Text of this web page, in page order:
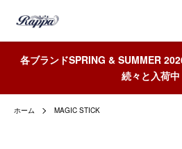
各ブランドSPRING & SUMMER
続々と入荷中
ホーム MAGIC STICK